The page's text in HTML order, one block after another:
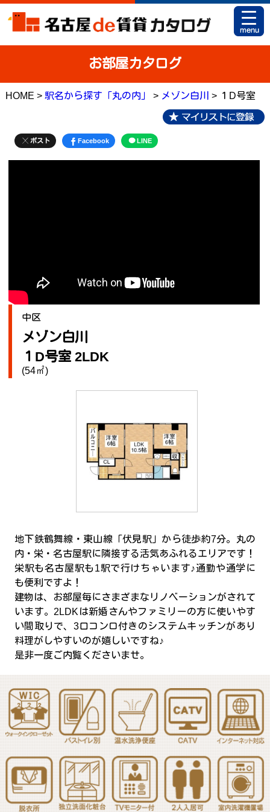
お部屋カタログ
HOME > 駅名から探す「丸の内」 > メゾン白川 > １D号室
ポスト Facebook LINE
中区
メゾン白川
１D号室 2LDK
(54㎡)
地下鉄鶴舞線・東山線「伏見駅」から徒歩約7分。丸の
内・栄・名古屋駅に隣接する活気あふれるエリアです！
栄駅も名古屋駅も1駅で行けちゃいます♪通勤や通学に
も便利ですよ！
建物は、お部屋毎にさまざまなリノベーションがされて
います。2LDKは新婚さんやファミリーの方に使いやす
い間取りで、3口コンロ付きのシステムキッチンがあり
料理がしやすいのが嬉しいですね♪
是非一度ご内覧くださいませ。
駅名から探す